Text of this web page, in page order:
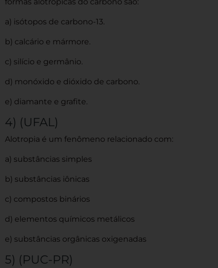
a) isótopos de carbono-13.
b) calcário e mármore.
c) silício e germânio.
d) monóxido e dióxido de carbono.
e) diamante e grafite.
4) (UFAL)
Alotropia é um fenômeno relacionado com:
a) substâncias simples
b) substâncias iônicas
c) compostos binários
d) elementos químicos metálicos
e) substâncias orgânicas oxigenadas
5) (PUC-PR)